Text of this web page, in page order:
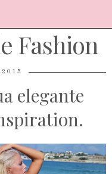
Fashion
elegante